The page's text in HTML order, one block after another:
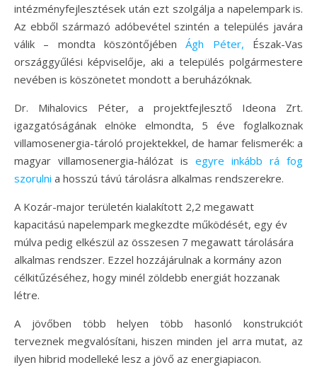
intézményfejlesztések után ezt szolgálja a napelempark is.
Az ebből származó adóbevétel szintén a település javára
válik – mondta köszöntőjébenÁgh Péter, Észak-Vas
országgyűlési képviselője, aki a település polgármestere
nevében is köszönetet mondott a beruházóknak.
Dr. Mihalovics Péter, a projektfejlesztő Ideona Zrt.
igazgatóságának elnöke elmondta, 5 éve foglalkoznak
villamosenergia-tároló projektekkel, de hamar felismerék: a
magyar villamosenergia-hálózat is egyre inkább rá fog
szorulni a hosszú távú tárolásra alkalmas rendszerekre.
A Kozár-major területén kialakított 2,2 megawatt
kapacitású napelempark megkezdte működését, egy év
múlva pedig elkészül az összesen 7 megawatt tárolására
alkalmas rendszer. Ezzel hozzájárulnak a kormány azon
célkitűzéséhez, hogy minél zöldebb energiát hozzanak
létre.
A jövőben több helyen több hasonló konstrukciót
terveznek megvalósítani, hiszen minden jel arra mutat, az
ilyen hibrid modelleké lesz a jövő az energiapiacon.